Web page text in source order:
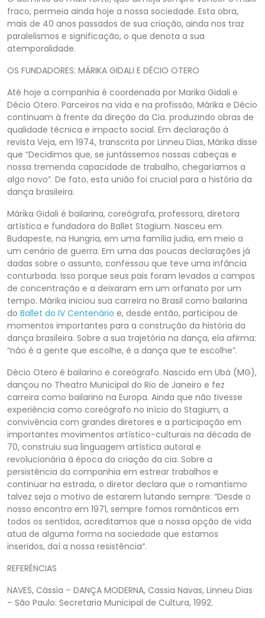
fraco, permeia ainda hoje a nossa sociedade. Esta obra,
mais de 40 anos passados de sua criação, ainda nos traz
paralelismos e significação, o que denota a sua
atemporalidade.
OS FUNDADORES: MÁRIKA GIDALI E DÉCIO OTERO
Até hoje a companhia é coordenada por Marika Gidali e
Décio Otero. Parceiros na vida e na profissão, Márika e Décio
continuam à frente da direção da Cia. produzindo obras de
qualidade técnica e impacto social. Em declaração à
revista Veja, em 1974, transcrita por Linneu Dias, Márika disse
que “Decidimos que, se juntássemos nossas cabeças e
nossa tremenda capacidade de trabalho, chegaríamos a
algo novo”. De fato, esta união foi crucial para a história da
dança brasileira.
Márika Gidali é bailarina, coreógrafa, professora, diretora
artística e fundadora do Ballet Stagium. Nasceu em
Budapeste, na Hungria, em uma família judia, em meio a
um cenário de guerra. Em uma das poucas declarações já
dadas sobre o assunto, confessou que teve uma infância
conturbada. Isso porque seus pais foram levados a campos
de concentração e a deixaram em um orfanato por um
tempo. Márika iniciou sua carreira no Brasil como bailarina
do Ballet do IV Centenário e, desde então, participou de
momentos importantes para a construção da história da
dança brasileira. Sobre a sua trajetória na dança, ela afirma:
“não é a gente que escolhe, é a dança que te escolhe”.
Décio Otero é bailarino e coreógrafo. Nascido em Ubá (MG),
dançou no Theatro Municipal do Rio de Janeiro e fez
carreira como bailarino na Europa. Ainda que não tivesse
experiência como coreógrafo no início do Stagium, a
convivência com grandes diretores e a participação em
importantes movimentos artístico-culturais na década de
70, construiu sua linguagem artística autoral e
revolucionária à época da criação da cia. Sobre a
persistência da companhia em estrear trabalhos e
continuar na estrada, o diretor declara que o romantismo
talvez seja o motivo de estarem lutando sempre: “Desde o
nosso encontro em 1971, sempre fomos românticos em
todos os sentidos, acreditamos que a nossa opção de vida
atua de alguma forma na sociedade que estamos
inseridos, daí a nossa resistência”.
REFERÊNCIAS
NAVES, Cássia – DANÇA MODERNA, Cassia Navas, Linneu Dias
– São Paulo: Secretaria Municipal de Cultura, 1992.